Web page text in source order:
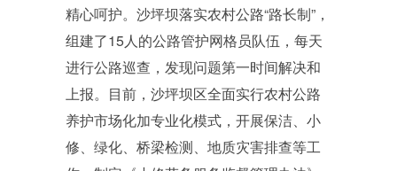
精心呵护。沙坪坝落实农村公路“路长制”，
组建了15人的公路管护网格员队伍，每天
进行公路巡查，发现问题第一时间解决和
上报。目前，沙坪坝区全面实行农村公路
养护市场化加专业化模式，开展保洁、小
修、绿化、桥梁检测、地质灾害排查等工